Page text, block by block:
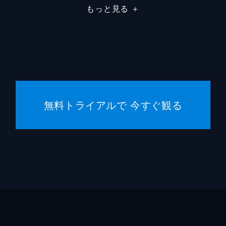
もっと見る ＋
無料トライアルで 今すぐ観る